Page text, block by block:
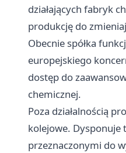
działających fabryk
produkcję do
Obecnie spółka
europejskiego
dostęp do
chemicznej.
Poza działalnością
kolejowe.
przeznaczonymi do